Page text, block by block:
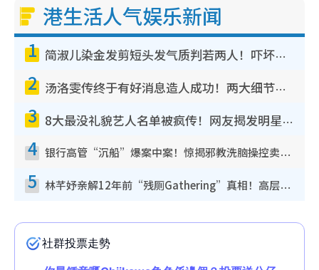
港生活人气娱乐新闻
1 简淑儿染金发剪短头发气质判若两人！吓坏老公麦大力都认不出：“你做什么？”
2 汤洛雯传终于有好消息造人成功！两大细节曝孕味极浓引猜测：大肚婆先会咁！
3 8大最没礼貌艺人名单被疯传！网友揭发明星真面目，一致数落这一位是无品天花板？
4 银行高管“沉船”爆案中案！惊揭邪教洗脑操控卖淫被吞600万，幕后黑手讲多错多
5 林芊妤亲解12年前“残厕Gathering”真相！高层解约一句话重创尊严，至今拒返TVB